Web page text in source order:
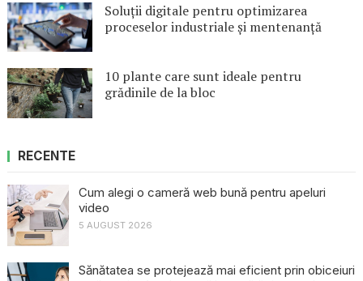
Soluții digitale pentru optimizarea
proceselor industriale și mentenanță
10 plante care sunt ideale pentru
grădinile de la bloc
RECENTE
Cum alegi o cameră web bună pentru apeluri
video
5 AUGUST 2026
Sănătatea se protejează mai eficient prin obiceiuri